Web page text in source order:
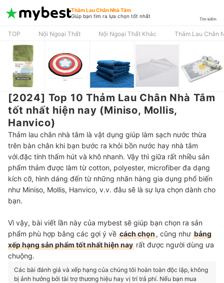
Thảm Lau Chân Nhà Tắm
Giúp bạn tìm ra lựa chọn tốt nhất
Tìm kiếm
TOP Nội Ngoại Thất Nội Ngoại Thất Khác Thảm Lau Chân
[2024] Top 10 Thảm Lau Chân Nhà Tắm
tốt nhất hiện nay (Miniso, Mollis,
Hanvico)
Thảm lau chân nhà tắm là vật dụng giúp làm sạch nước thừa
trên bàn chân khi bạn bước ra khỏi bồn nước hay nhà tắm
với.đặc tính thấm hút và khô nhanh. Vậy thì giữa rất nhiều sản
phẩm thảm được làm từ cotton, polyester, microfiber đa dạng
kích cỡ, hình dáng đến từ những nhãn hàng gia dụng phổ biến
như Miniso, Mollis, Hanvico, v.v. đâu sẽ là sự lựa chọn dành cho
bạn.
Vì vậy, bài viết lần này của mybest sẽ giúp bạn chọn ra sản
phẩm phù hợp bằng các gợi ý về cách chọn, cũng như bảng
xếp hạng sản phẩm tốt nhất hiện nay rất được người dùng ưa
chuộng.
Các bài đánh giá và xếp hạng của chúng tôi hoàn toàn độc lập, không
bị ảnh hưởng bởi tài trợ thương hiệu hay vị trí trả phí. Nếu bạn mua